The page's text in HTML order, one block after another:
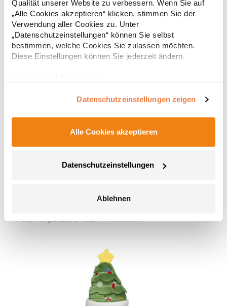
Qualität unserer Website zu verbessern. Wenn Sie auf
„Alle Cookies akzeptieren“ klicken, stimmen Sie der
Verwendung aller Cookies zu. Unter
„Datenschutzeinstellungen“ können Sie selbst
bestimmen, welche Cookies Sie zulassen möchten.
Diese Einstellungen können Sie jederzeit ändern.
Datenschutzeinstellungen zeigen
Alle Cookies akzeptieren
Datenschutzeinstellungen
Ablehnen
E-Mail: info@mbw.sh
MBW124255 Mbw Feuer Bert® 2.0
Antistressball in Figurform mit Kugelbauch und Lächelgarantie
symbolisiert den Aufgabenbereich: Yellow - Einsatzleiter, Red –
Produktsicherheit: Herstellernummer:MBW124255mbw
Vertriebsges. mbH, Westerfeld 3, 24997 Wanderup,
Germanyinfo@mbw.shMaterialzusammensetzung: 100%
* Preise inkl. gesetzlicher Mwst. +Versandkosten *